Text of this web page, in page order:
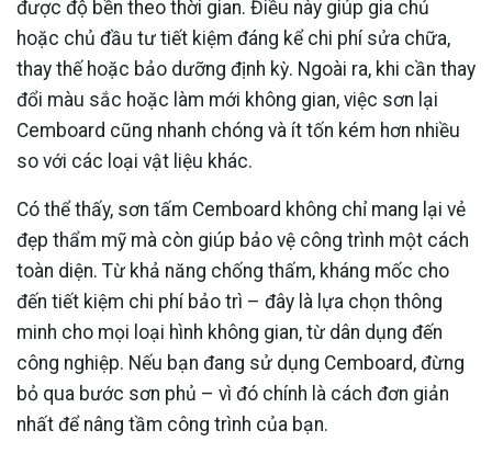
được độ bền theo thời gian. Điều này giúp gia chủ
hoặc chủ đầu tư tiết kiệm đáng kể chi phí sửa chữa,
thay thế hoặc bảo dưỡng định kỳ. Ngoài ra, khi cần thay
đổi màu sắc hoặc làm mới không gian, việc sơn lại
Cemboard cũng nhanh chóng và ít tốn kém hơn nhiều
so với các loại vật liệu khác.
Có thể thấy, sơn tấm Cemboard không chỉ mang lại vẻ
đẹp thẩm mỹ mà còn giúp bảo vệ công trình một cách
toàn diện. Từ khả năng chống thấm, kháng mốc cho
đến tiết kiệm chi phí bảo trì – đây là lựa chọn thông
minh cho mọi loại hình không gian, từ dân dụng đến
công nghiệp. Nếu bạn đang sử dụng Cemboard, đừng
bỏ qua bước sơn phủ – vì đó chính là cách đơn giản
nhất để nâng tầm công trình của bạn.